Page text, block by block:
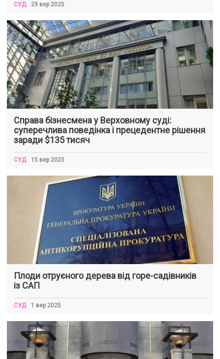
СУД 29 вер 2025
Справа бізнесмена у Верховному суді:
суперечлива поведінка і прецедентне рішення
заради $135 тисяч
СУД 15 вер 2025
Плоди отруєного дерева від горе-садівників
із САП
СУД 1 вер 2025